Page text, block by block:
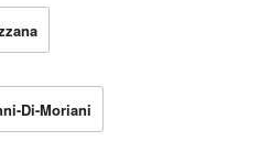
Di-Moriani